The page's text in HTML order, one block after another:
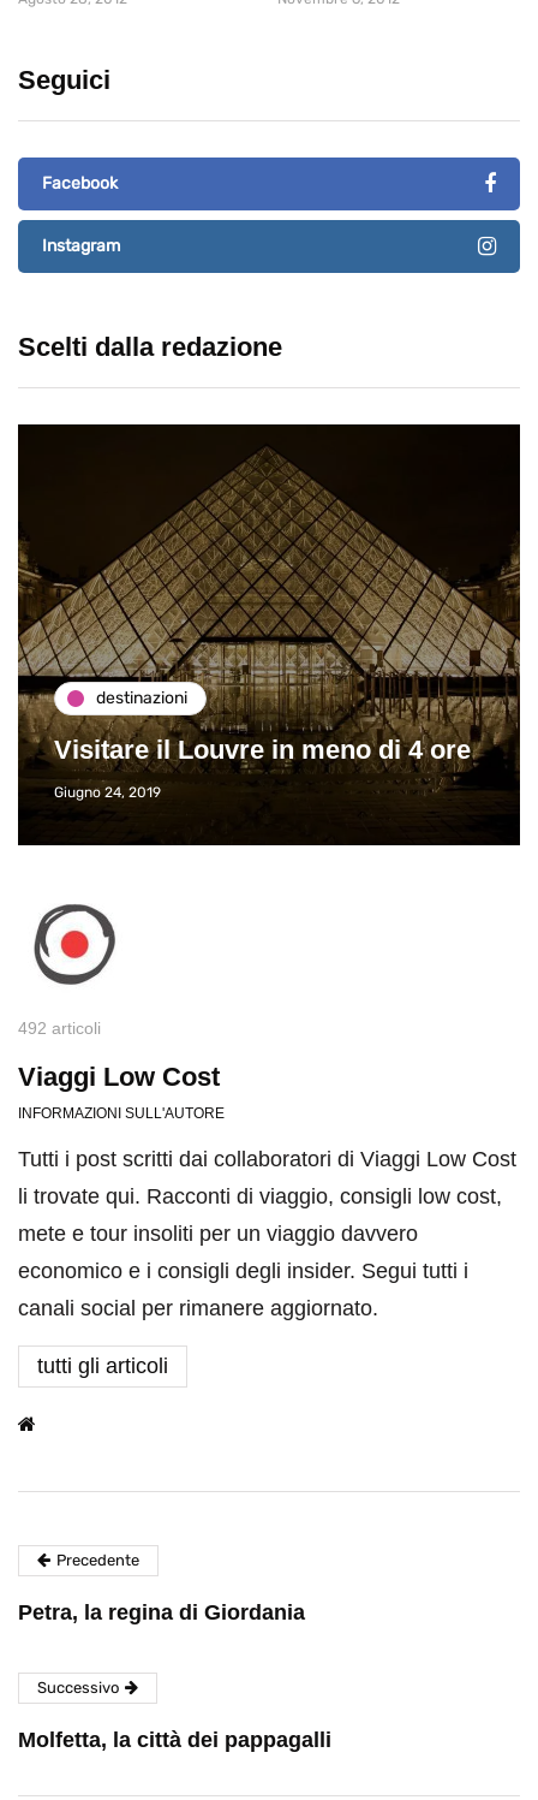
Seguici
Facebook
Instagram
Scelti dalla redazione
destinazioni
Paros e la Grecia di Immaturi il
Viaggio
Giugno 26, 2013
492 articoli
Viaggi Low Cost
INFORMAZIONI SULL'AUTORE
Tutti i post scritti dai collaboratori di Viaggi Low Cost
li trovate qui. Racconti di viaggio, consigli low cost,
mete e tour insoliti per un viaggio davvero
economico e i consigli degli insider. Segui tutti i
canali social per rimanere aggiornato.
tutti gli articoli
Precedente
Petra, la regina di Giordania
Successivo
Molfetta, la città dei pappagalli